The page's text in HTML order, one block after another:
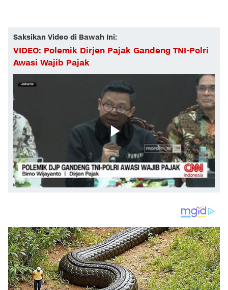
Saksikan Video di Bawah Ini:
VIDEO: Polemik Dirjen Pajak Gandeng TNI-Polri
Awasi Wajib Pajak